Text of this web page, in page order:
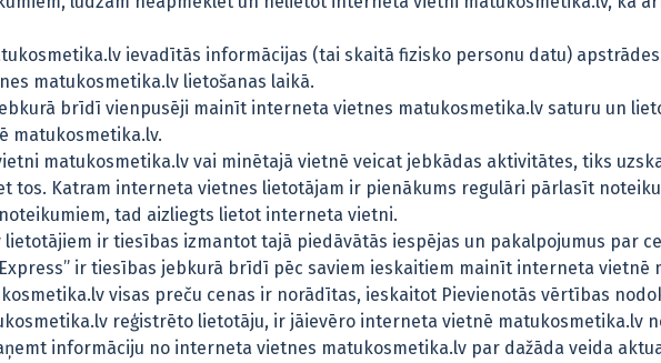
ievadītās informācijas (tai skaitā fizisko personu datu)
matukosmetika.lv lietošanas laikā.
brīdī vienpusēji mainīt interneta vietnes matukosmetika.lv saturu un
matukosmetika.lv.
matukosmetika.lv vai minētajā vietnē veicat jebkādas aktivitātes, tiks
tos. Katram interneta vietnes lietotājam ir pienākums regulāri pārlasīt
tad aizliegts lietot interneta vietni.
ir tiesības izmantot tajā piedāvātās iespējas un pakalpojumus par
ir tiesības jebkurā brīdī pēc saviem ieskaitiem mainīt interneta
visas preču cenas ir norādītas, ieskaitot Pievienotās vērtības
reģistrēto lietotāju, ir jāievēro interneta vietnē matukosmetika.lv
informāciju no interneta vietnes matukosmetika.lv par dažāda veida